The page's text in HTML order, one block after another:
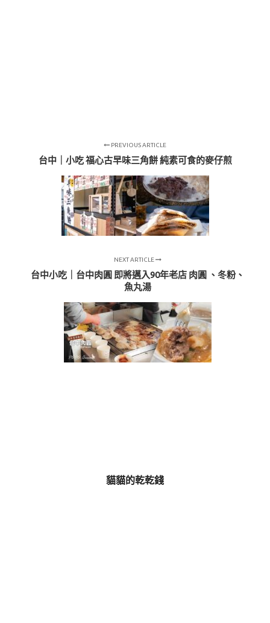
PREVIOUS ARTICLE
台中｜小吃 福心古早味三角餅 純素可食的麥仔煎
NEXT ARTICLE
台中小吃｜台中肉圓 即將邁入90年老店 肉圓 、冬粉、
魚丸湯
貓貓的乾乾錢